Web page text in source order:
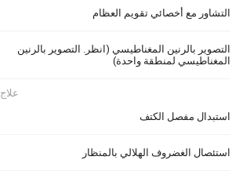
التشاور مع أخصائي تقويم العظام
التصوير بالرنين المغناطيسي (انظر. التصوير بالرنين
المغناطيسي لمنطقة واحدة)
علاج
استبدال مفصل الكتف
استئصال الغضروف الهلالي بالمنظار